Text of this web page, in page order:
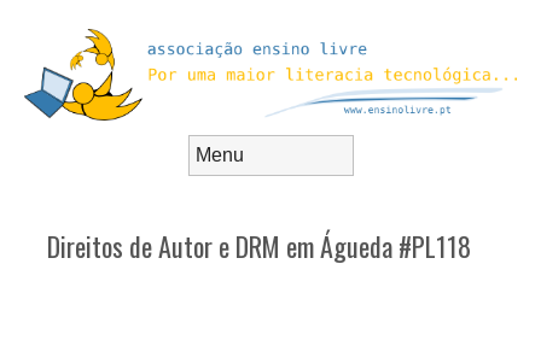
Direitos de Autor e DRM em Águeda #PL118